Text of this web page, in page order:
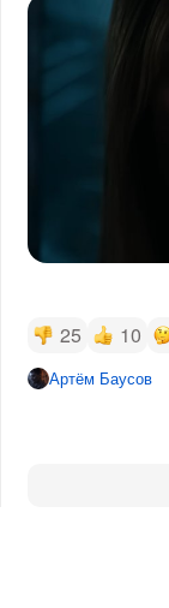
25 10
Артём Баусов